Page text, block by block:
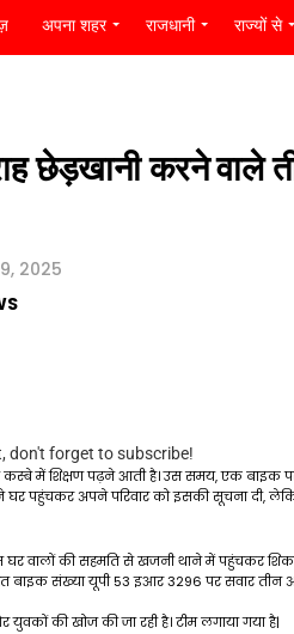
अपना शहर राजधानी राज्यों से
छेड़खानी करने वाले
2025
don't forget to subscribe!
कस्बे में शिक्षण पढ़ने आती है। उस समय, एक
पहुंचकर अपने परिवार को इसकी सूचना दी,
वालों की सहमति से खजनी थाने में पहुंचकर
बाइक संख्या यूपी 53 इआर 3296 पर सवार
की खोज की जा रही है। टीम लगाया गया है|